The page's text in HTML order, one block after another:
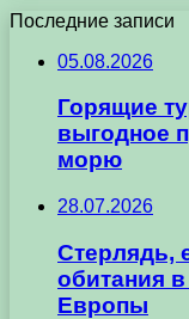
Последние записи
05.08.2026
Горящие
выгодное
морю
28.07.2026
Стерлядь,
обитания
Европы